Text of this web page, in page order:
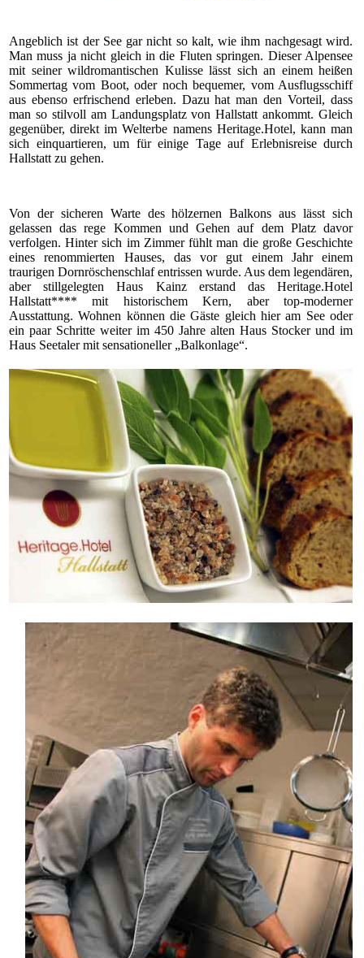
Angeblich ist der See gar nicht so kalt, wie ihm nachgesagt wird.
Man muss ja nicht gleich in die Fluten springen. Dieser Alpensee
mit seiner wildromantischen Kulisse lässt sich an einem heißen
Sommertag vom Boot, oder noch bequemer, vom Ausflugsschiff
aus ebenso erfrischend erleben. Dazu hat man den Vorteil, dass
man so stilvoll am Landungsplatz von Hallstatt ankommt. Gleich
gegenüber, direkt im Welterbe namens Heritage.Hotel, kann man
sich einquartieren, um für einige Tage auf Erlebnisreise durch
Hallstatt zu gehen.
Von der sicheren Warte des hölzernen Balkons aus lässt sich
gelassen das rege Kommen und Gehen auf dem Platz davor
verfolgen. Hinter sich im Zimmer fühlt man die große Geschichte
eines renommierten Hauses, das vor gut einem Jahr einem
traurigen Dornröschenschlaf entrissen wurde. Aus dem legendären,
aber stillgelegten Haus Kainz erstand das Heritage.Hotel
Hallstatt**** mit historischem Kern, aber top-moderner
Ausstattung. Wohnen können die Gäste gleich hier am See oder
ein paar Schritte weiter im 450 Jahre alten Haus Stocker und im
Haus Seetaler mit sensationeller „Balkonlage“.